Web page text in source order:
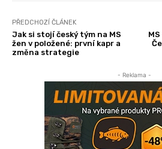
PŘEDCHOZÍ ČLÁNEK
Jak si stojí český tým na MS
žen v položené: první kapr a
změna strategie
- Reklama -